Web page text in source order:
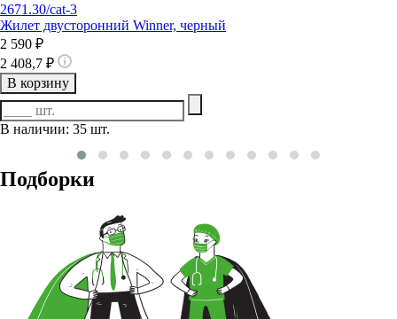
2671.30/cat-3
Жилет двусторонний Winner, черный
2 590 ₽
2 408,7 ₽
В корзину
В наличии: 35 шт.
Подборки